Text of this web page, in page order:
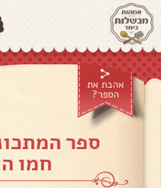
אהבת את
הספר?
ספר
חמו